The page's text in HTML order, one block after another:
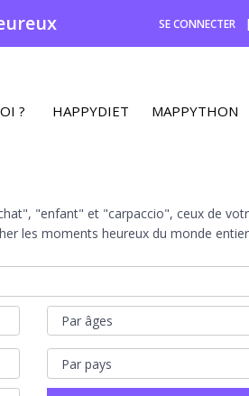
SE CONNECTER |
? HAPPYDIET MAPPYTHON
"enfant" et "carpaccio", ceux de
les moments heureux du monde